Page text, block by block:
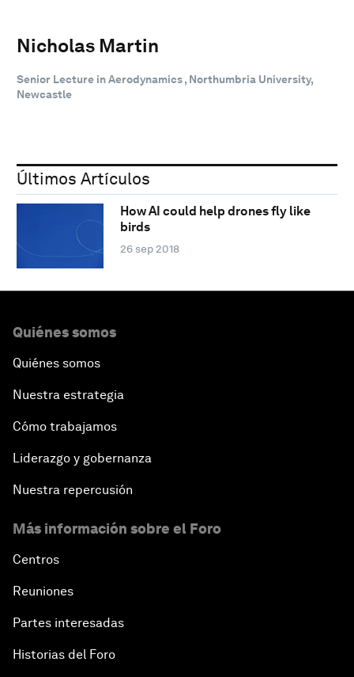
Nicholas Martin
Senior Lecture in Aerodynamics , Northumbria University,
Newcastle
Últimos Artículos
How AI could help drones fly like
birds
26 sep 2018
Quiénes somos
Quiénes somos
Nuestra estrategia
Cómo trabajamos
Liderazgo y gobernanza
Nuestra repercusión
Más información sobre el Foro
Centros
Reuniones
Partes interesadas
Historias del Foro